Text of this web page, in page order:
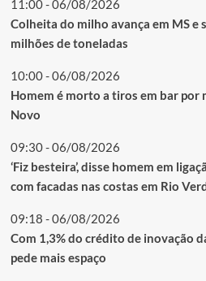
11:00 - 06/08/2026
Colheita do milho avança em MS e
milhões de toneladas
10:00 - 06/08/2026
Homem é morto a tiros em bar
Novo
09:30 - 06/08/2026
‘Fiz besteira’, disse homem em
com facadas nas costas em Rio
09:18 - 06/08/2026
Com 1,3% do crédito de inovação
pede mais espaço